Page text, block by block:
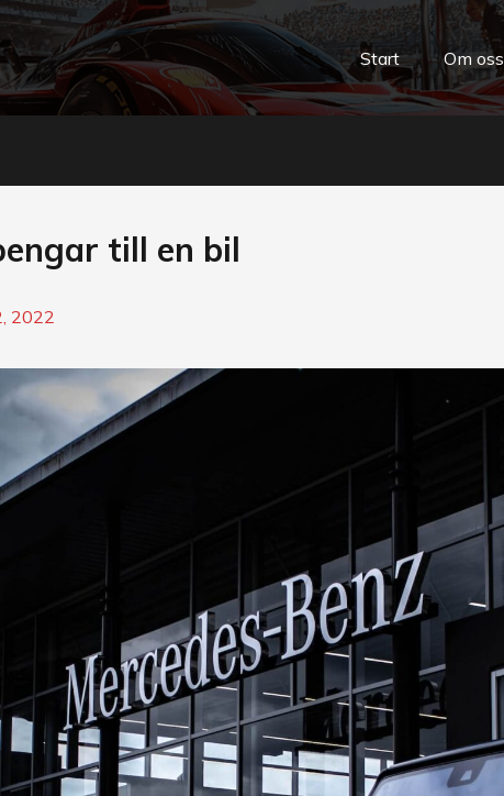
Start Om oss
till en bil
2022